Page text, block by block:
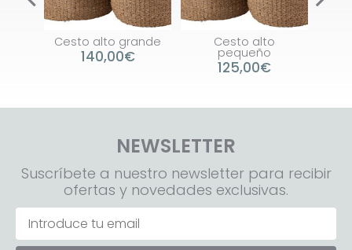
Cesto alto grande
140,00€
Cesto alto
pequeño
125,00€
NEWSLETTER
Suscríbete a nuestro newsletter para recibir
ofertas y novedades exclusivas.